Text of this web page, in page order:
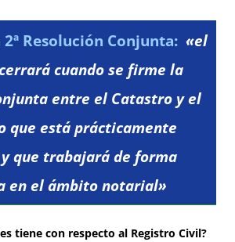
Resolución Conjunta: «el
cuando se firme la
entre el Catastro y el
que está prácticamente
que trabajará de forma
en el ámbito notarial»
tiene con respecto al Registro Civil?